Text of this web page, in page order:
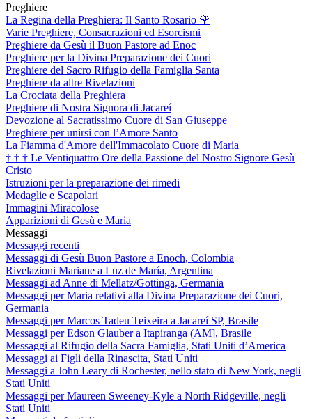
Preghiere
La Regina della Preghiera: Il Santo Rosario 🌹
Varie Preghiere, Consacrazioni ed Esorcismi
Preghiere da Gesù il Buon Pastore ad Enoc
Preghiere per la Divina Preparazione dei Cuori
Preghiere del Sacro Rifugio della Famiglia Santa
Preghiere da altre Rivelazioni
La Crociata della Preghiera
Preghiere di Nostra Signora di Jacareí
Devozione al Sacratissimo Cuore di San Giuseppe
Preghiere per unirsi con l’Amore Santo
La Fiamma d'Amore dell'Immacolato Cuore di Maria
† † † Le Ventiquattro Ore della Passione del Nostro Signore Gesù
Cristo
Istruzioni per la preparazione dei rimedi
Medaglie e Scapolari
Immagini Miracolose
Apparizioni di Gesù e Maria
Messaggi
Messaggi recenti
Messaggi di Gesù Buon Pastore a Enoch, Colombia
Rivelazioni Mariane a Luz de María, Argentina
Messaggi ad Anne di Mellatz/Gottinga, Germania
Messaggi per Maria relativi alla Divina Preparazione dei Cuori,
Germania
Messaggi per Marcos Tadeu Teixeira a Jacareí SP, Brasile
Messaggi per Edson Glauber a Itapiranga (AM], Brasile
Messaggi al Rifugio della Sacra Famiglia, Stati Uniti d’America
Messaggi ai Figli della Rinascita, Stati Uniti
Messaggi a John Leary di Rochester, nello stato di New York, negli
Stati Uniti
Messaggi per Maureen Sweeney-Kyle a North Ridgeville, negli
Stati Uniti